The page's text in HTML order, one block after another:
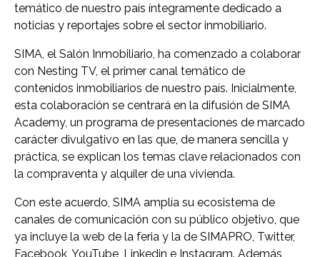
temático de nuestro país íntegramente dedicado a
noticias y reportajes sobre el sector inmobiliario.
SIMA, el Salón Inmobiliario, ha comenzado a colaborar
con Nesting TV, el primer canal temático de
contenidos inmobiliarios de nuestro país. Inicialmente,
esta colaboración se centrará en la difusión de SIMA
Academy, un programa de presentaciones de marcado
carácter divulgativo en las que, de manera sencilla y
práctica, se explican los temas clave relacionados con
la compraventa y alquiler de una vivienda.
Con este acuerdo, SIMA amplía su ecosistema de
canales de comunicación con su público objetivo, que
ya incluye la web de la feria y la de SIMAPRO, Twitter,
Facebook, YouTube, Linkedin e Instagram. Además,